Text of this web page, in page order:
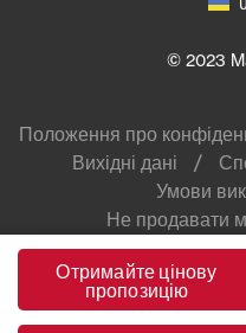
Отримайте цінову
пропозицію
© 2023
Положення про
Вихідні дані
Умови
Не продавати